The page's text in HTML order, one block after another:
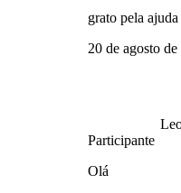
grato pela ajuda
20 de agosto
Participante
Olá